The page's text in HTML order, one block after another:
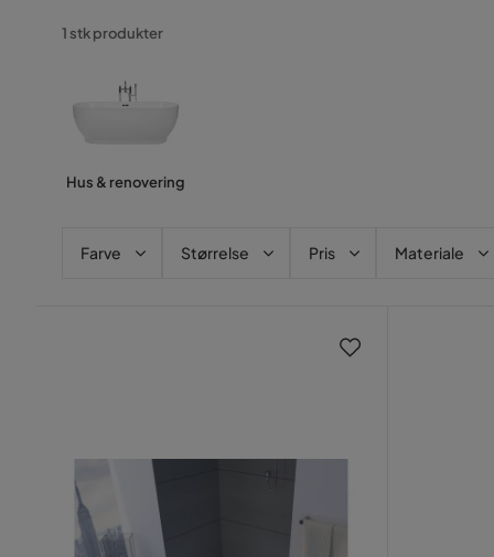
Skab dit drømmebadeværelse med Bathlife
Badeværelsesprodukter
Håndvaskene er fremstillet af porcelæn eller støbt
Badekar og massage badekar
Vælg mellem forskellige modeller og størrelser af
Badekarrene leveres komplette med bundventil,
1 stk produkter
Hus & renovering
Farve Størrelse Pris Materiale